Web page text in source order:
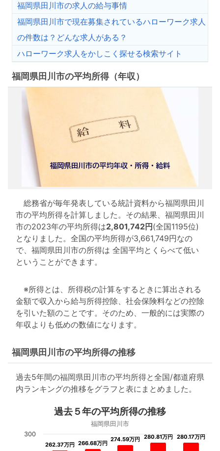
福岡県田川市の求人の給与事情
福岡県田川市で現在募集されているハローワーク求人
の件数は？どんな求人がある？
ハローワーク求人をかしこく探せる検索サイト
福岡県田川市の平均所得（年収）
総務省が毎年発表している統計資料から福岡県田川
市の平均所得を計算しました。その結果、福岡県田川
市の2023年の平均所得は2,801,742円(全国1195位)
となりました。全国の平均所得が3,661,749円なの
で、福岡県田川市の所得は 全国平均とくらべて低い
ということができます。
※所得とは、所得税の計算をするときに算出される
金額で収入から給与所得控除、社会保険料などの控除
を引いた額のことです。そのため、一般的には実際の
年収よりも低めの数値になります。
福岡県田川市の平均所得の推移
過去5年間の福岡県田川市の平均所得と全国/都道府県
内ランキングの推移をグラフと表にまとめました。
過去５年の平均所得の推移
福岡県田川市
262.37万円
262.37万円 266.68万円
266.68万円
274.59万円
274.59万円 280.81万円
280.81万円 280.17万円
280.17万円
300